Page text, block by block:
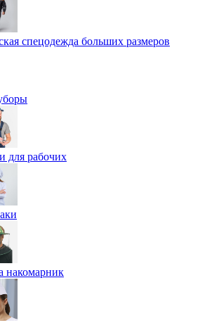
спецодежда больших размеров
для рабочих
накомарник